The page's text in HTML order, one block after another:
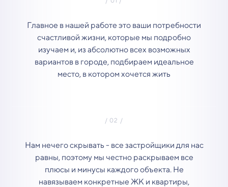
Главное в нашей работе это ваши потребности
счастливой жизни, которые мы подробно
изучаем и, из абсолютно всех возможных
вариантов в городе, подбираем идеальное
место, в котором хочется жить
Нам нечего скрывать - все застройщики для нас
равны, поэтому мы честно раскрываем все
плюсы и минусы каждого объекта. Не
навязываем конкретные ЖК и квартиры,